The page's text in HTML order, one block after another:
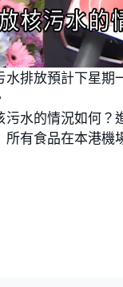
L
o
a
d
6
1
3
6
水排放預計下星
水的情況如何
有食品在本港